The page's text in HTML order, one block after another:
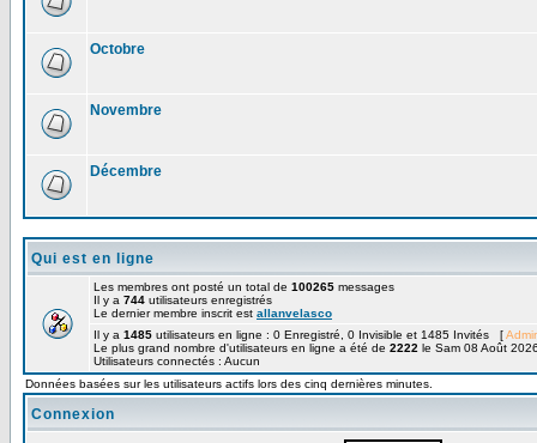
Octobre
Novembre
Décembre
Qui est en ligne
Les membres ont posté un total de 100265 messages
Il y a 744 utilisateurs enregistrés
Le dernier membre inscrit est allanvelasco
Il y a 1485 utilisateurs en ligne : 0 Enregistré, 0 Invisible et 1485 Invités [
Le plus grand nombre d'utilisateurs en ligne a été de 2222 le Sam 08 Août
Utilisateurs connectés : Aucun
Données basées sur les utilisateurs actifs lors des cinq dernières minutes.
Connexion